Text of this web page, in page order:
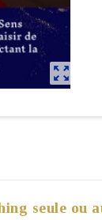
zoom_out_map
seule